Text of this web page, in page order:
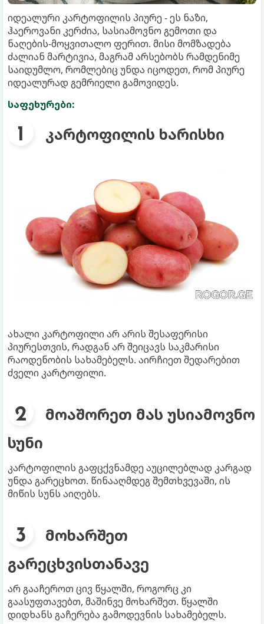
იდეალური კარტოფილის პიურე - ეს ნაზი,
ჰაეროვანი კერძია, სასიამოვნო გემოთი და
ნაღების-მოყვითალო ფერით. მისი მომზადება
ძალიან მარტივია, მაგრამ არსებობს რამდენიმე
საიდუმლო, რომლებიც უნდა იცოდეთ, რომ პიურე
იდეალურად გემრიელი გამოვიდეს.
საფეხურები:
კარტოფილის ხარისხი
ახალი კარტოფილი არ არის შესაფერისი
პიურესთვის, რადგან არ შეიცავს საკმარისი
რაოდენობის სახამებელს. აირჩიეთ შედარებით
ძველი კარტოფილი.
მოაშორეთ მას უსიამოვნო
სუნი
კარტოფილის გაფცქვნამდე აუცილებლად კარგად
უნდა გარეცხოთ. წინააღმდეგ შემთხვევაში, ის
მიწის სუნს აიღებს.
მოხარშეთ
გარეცხვისთანავე
არ გააჩეროთ ცივ წყალში, როგორც კი
გაასუფთავებთ, მაშინვე მოხარშეთ. წყალში
დიდხანს გაჩერება გამოდევნის სახამებელს.